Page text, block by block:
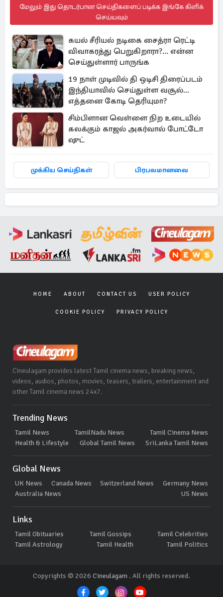
மேலும் இது தொடர்பான செய்திகளைப் படிக்க இங்கே கிளிக்
செய்யவும்
கயல் சீரியல் நடிகை சைத்ரா ரெட்டி
விவாகரத்து பெறுகிறாரா?... என்ன
செய்துள்ளார் பாருங்க
19 நாள் முடிவில் தி ஒடிசி திரைப்படம்
இந்தியாவில் செய்துள்ள வசூல்...
எத்தனை கோடி தெரியுமா?
சிம்பிளான வெள்ளை நிற உடையில்
கலக்கும் காஜல் அகர்வால் போட்டோ
ஷுட்
முக்கிய செய்திகள் பிரபலமானவை
HOME ABOUT CONTACT US USER POLICY
COOKIE POLICY PRIVACY POLICY
Cineulagam provides latest Tamil cinema news, breaking news,
videos, audios, photos, movies, teasers, trailers, entertainment and
other Tamil cinema news 24x7.
Trending News
Tamil News TamilNadu News
Tamil Cinema News
Health & Lifestyle
Global Tamil News SriLanka Tamil News
Global News
UK News Canada News Switzerland News
Germany News
Australia News
US News
Links
Tamil Obituaries Tamil Gossips
Tamil Celebrities
Tamil Astrology
Tamil Health Tamil Politics
Copyrights © 2026 Cineulagam . All rights reserved.